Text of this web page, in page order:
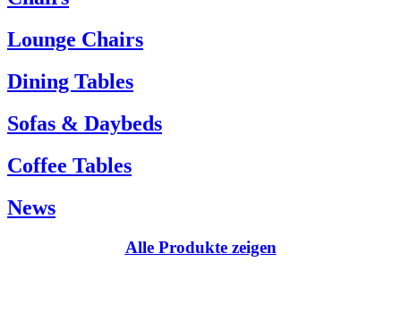
Kundenservice:
Tel.: +45 66 12 14 04
info@carlhansen.dk
Lounge Chairs
Dining Tables
Sofas & Daybeds
Coffee Tables
News
Alle Produkte zeigen